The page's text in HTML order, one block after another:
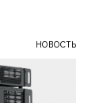
НОВОСТЬ